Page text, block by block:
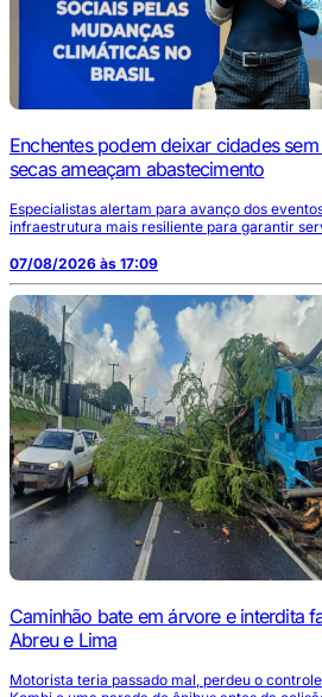
Enchentes podem deixar cidades
secas ameaçam abastecimento
Especialistas alertam para avanço dos
infraestrutura mais resiliente para garantir
07/08/2026 às 17:09
Caminhão bate em árvore e interdita
Abreu e Lima
Motorista teria passado mal, perdeu o